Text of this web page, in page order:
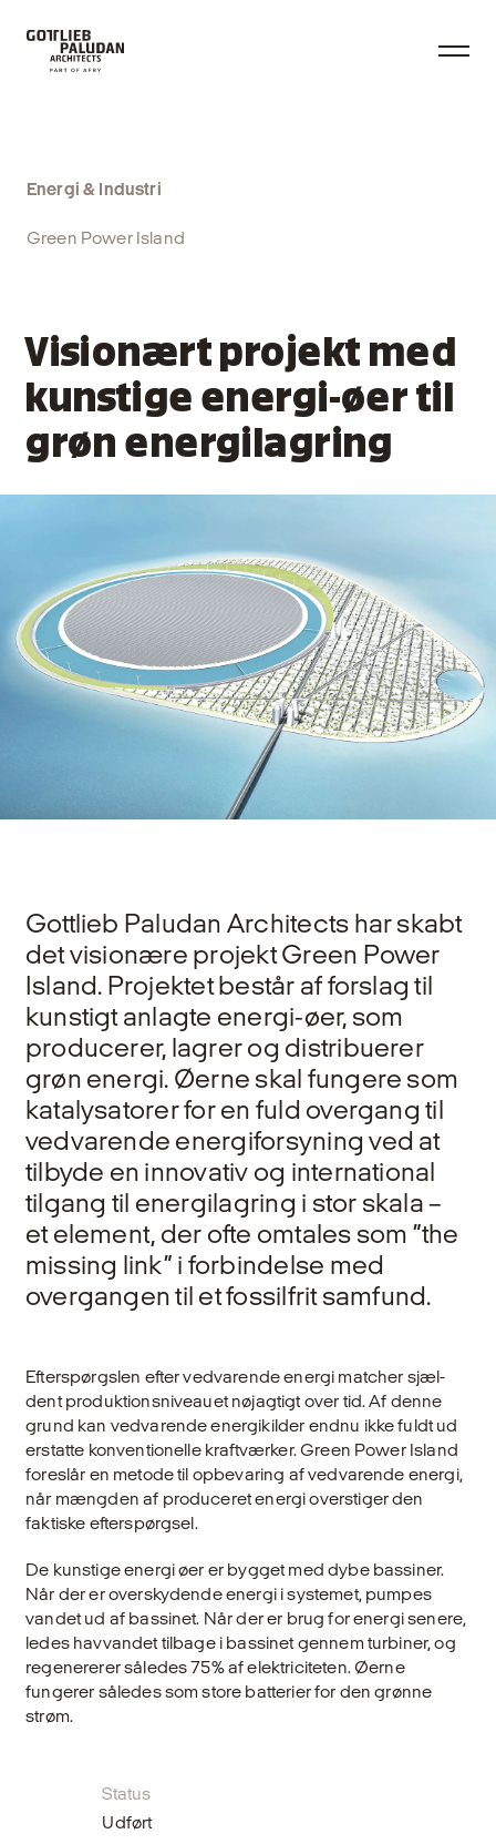
Visionært projekt med
kunstige energi-øer til
grøn energilagring
Energi & Industri
Green Power Island
Gottlieb Paludan Architects har skabt
det visionære projekt Green Power
Island. Projektet består af forslag til
kunstigt anlagte energi-øer, som
producerer, lagrer og distribuerer
grøn energi. Øerne skal fungere som
katalysatorer for en fuld overgang til
vedvarende energiforsyning ved at
tilbyde en innovativ og international
tilgang til energilagring i stor skala –
et element, der ofte omtales som ”the
mis­sing link” i forbindelse med
overgangen til et fossilfrit samfund.
Efterspørgslen efter vedvarende energi matcher sjæl­
dent produktionsniveauet nøjagtigt over tid. Af denne
grund kan vedvarende energikilder endnu ikke fuldt ud
erstatte konventionelle kraftværker. Green Power Island
foreslår en metode til opbevaring af vedva­rende energi,
når mængden af produceret energi overstiger den
faktiske efterspørgsel.
De kunstige energi øer er bygget med dybe bassiner.
Når der er overskydende energi i systemet, pumpes
vandet ud af bassinet. Når der er brug for energi senere,
ledes hav­vandet tilbage i bassinet gennem turbiner, og
regene­rerer således 75% af elektriciteten. Øerne
fungerer således som store batterier for den grønne
strøm.
Status
Udført